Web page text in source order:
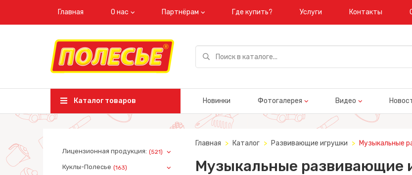
Главная О нас Партнёрам Где купить? Услуги Контакты
Каталог товаров Новинки Фотогалерея Видео
Лицензионная продукция: (521)
Куклы-Полесье (163)
Главная Каталог Развивающие игрушки Музыкальные
Музыкальные развивающие